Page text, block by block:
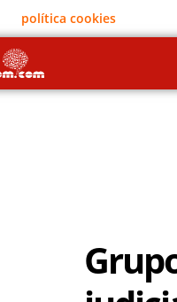
política cookies